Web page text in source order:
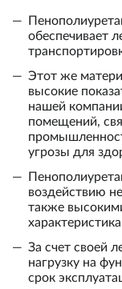
обеспечивает
Этот же
высокие
нашей
помещений,
угрозы для
воздействию
также
За счет своей
нагрузку на
срок